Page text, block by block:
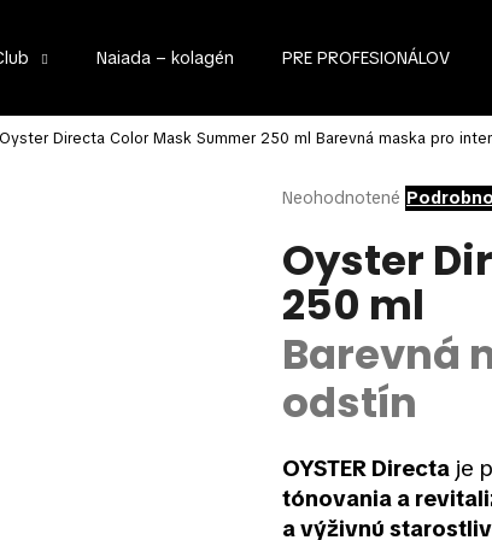
Naiada – kolagén PRE PROFESIONÁLOV
Oyster Directa Color Mask Summer 250 ml Barevná maska pro
Priemerné
produktu
je
0,0
z
hviezdičiek.
Neohodnotené
Oyster
250 ml
Barevná
odstín
OYSTER Directa je
tónovania a
a výživnú
Čo potrebujete nájsť?